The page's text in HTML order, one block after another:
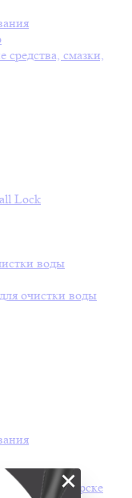
смазки,
Lock
воды
очистки воды
в Новосибирске
×